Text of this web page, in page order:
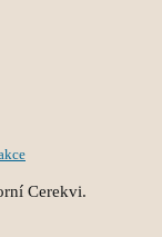
Cerekvi.